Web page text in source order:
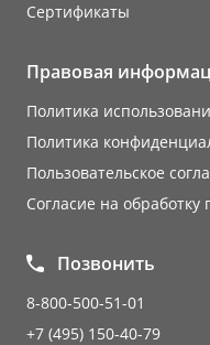
Сертификаты
Правовая
Политика
Политика
Пользовательское
Согласие на
Позвонить
8-800-500-51-01
+7 (495) 150-40-79